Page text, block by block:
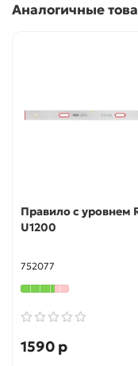
Аналогичные
Правило с уровнем
U1200
752077
1590 р